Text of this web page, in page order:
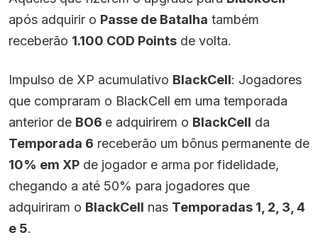
após adquirir o Passe de Batalha também
receberão 1.100 COD Points de volta.
Impulso de XP acumulativo BlackCell: Jogadores
que compraram o BlackCell em uma temporada
anterior de BO6 e adquirirem o BlackCell da
Temporada 6 receberão um bônus permanente de
10% em XP de jogador e arma por fidelidade,
chegando a até 50% para jogadores que
adquiriram o BlackCell nas Temporadas 1, 2, 3, 4
e 5.